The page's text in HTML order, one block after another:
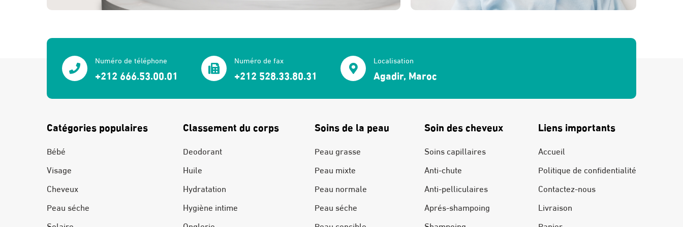
Numéro de téléphone
+212 666.53.00.01
Numéro de fax
+212 528.33.80.31
Localisation
Agadir, Maroc
Catégories populaires
Bébé
Visage
Cheveux
Peau séche
Classement du corps
Deodorant
Huile
Hydratation
Hygiène intime
Soins de la peau
Peau grasse
Peau mixte
Peau normale
Peau séche
Soin des cheveux
Soins capillaires
Anti-chute
Anti-pelliculaires
Aprés-shampoing
Liens importants
Accueil
Politique de confidentialité
Contactez-nous
Livraison